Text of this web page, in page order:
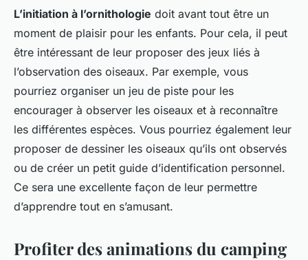
L’initiation à l’ornithologie doit avant tout être un
moment de plaisir pour les enfants. Pour cela, il peut
être intéressant de leur proposer des jeux liés à
l’observation des oiseaux. Par exemple, vous
pourriez organiser un jeu de piste pour les
encourager à observer les oiseaux et à reconnaître
les différentes espèces. Vous pourriez également leur
proposer de dessiner les oiseaux qu’ils ont observés
ou de créer un petit guide d’identification personnel.
Ce sera une excellente façon de leur permettre
d’apprendre tout en s’amusant.
Profiter des animations du camping